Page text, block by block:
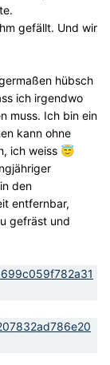
gefällt. Und wir
hübsch
ich irgendwo
muss. Ich bin ein
kann ohne
ich weiss 😇
den
entfernbar,
gefräst und